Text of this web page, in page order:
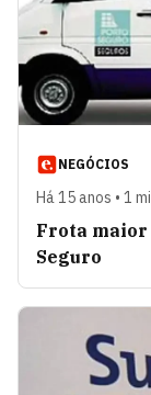
NEGÓCIOS
Há 15 anos • 1
Frota
Seguro